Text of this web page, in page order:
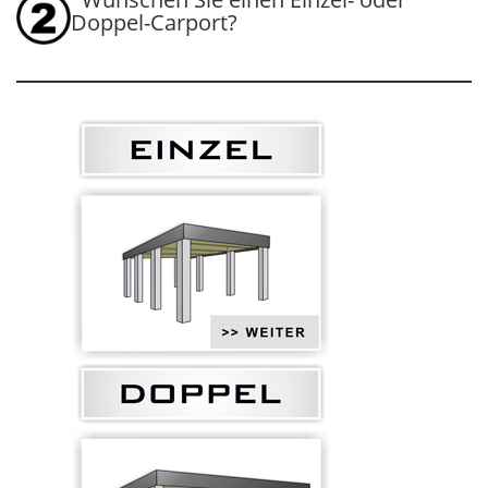
Doppel-Carport?